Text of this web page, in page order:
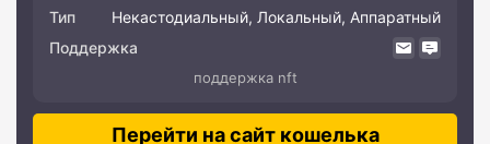
Тип
Некастодиальный, Локальный, Аппаратный
Поддержка
поддержка nft
Перейти на сайт кошелька